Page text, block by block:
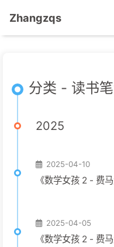
Zhangzqs
分类 - 读书
2025
2025-04-10
《数学女孩 2 - 费
2025-04-05
《数学女孩 2 - 费